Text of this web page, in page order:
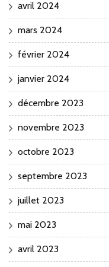
avril 2024
mars 2024
février 2024
janvier 2024
décembre 2023
novembre 2023
octobre 2023
septembre 2023
juillet 2023
mai 2023
avril 2023